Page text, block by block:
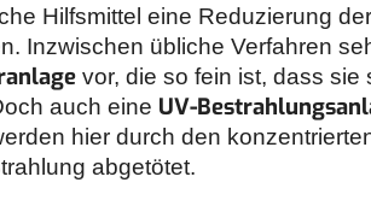
Hilfsmittel eine Reduzierung
Inzwischen übliche Verfahren
vor, die so fein ist, dass sie
auch eine UV-
hier durch den
abgetötet.